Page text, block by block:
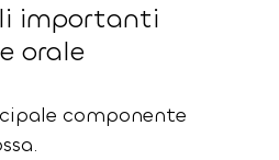
importanti
orale
componente